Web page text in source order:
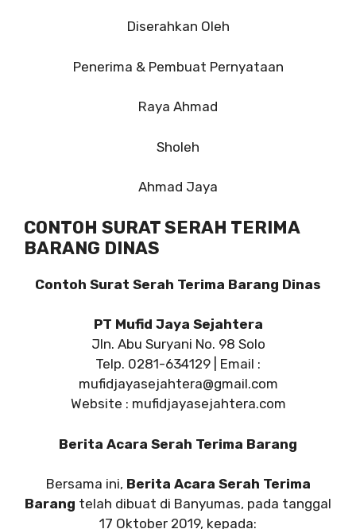
Diserahkan Oleh
Penerima & Pembuat Pernyataan
Raya Ahmad
Sholeh
Ahmad Jaya
CONTOH SURAT SERAH TERIMA
BARANG DINAS
Contoh Surat Serah Terima Barang Dinas
PT Mufid Jaya Sejahtera
Jln. Abu Suryani No. 98 Solo
Telp. 0281-634129 | Email :
mufidjayasejahtera@gmail.com
Website : mufidjayasejahtera.com
Berita Acara Serah Terima Barang
Bersama ini, Berita Acara Serah Terima
Barang telah dibuat di Banyumas, pada tanggal
17 Oktober 2019, kepada: